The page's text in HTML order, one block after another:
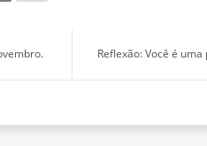
Reflexão: Você é